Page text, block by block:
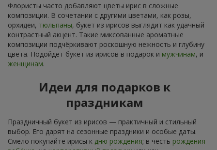
Флористы часто добавляют цветы ирис в сложные
композиции. В сочетании с другими цветами, как розы,
орхидеи, тюльпаны, букет из ирисов выглядит как удачный
контрастный акцент. Такие миксованные ароматные
композиции подчёркивают роскошную нежность и глубину
цвета. Подойдёт букет из ирисов в подарок и мужчинам, и
женщинам.
Идеи для подарков к
праздникам
Праздничный букет из ирисов — практичный и стильный
выбор. Его дарят на сезонные праздники и особые даты.
Смело покупайте ирисы к дню рождения; в честь рождения